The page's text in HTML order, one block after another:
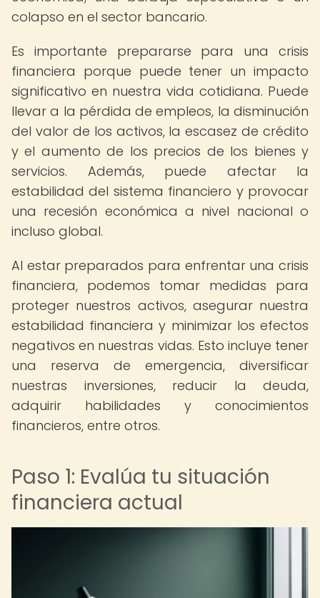
colapso en el sector bancario.
Es importante prepararse para una crisis
financiera porque puede tener un impacto
significativo en nuestra vida cotidiana. Puede
llevar a la pérdida de empleos, la disminución
del valor de los activos, la escasez de crédito
y el aumento de los precios de los bienes y
servicios. Además, puede afectar la
estabilidad del sistema financiero y provocar
una recesión económica a nivel nacional o
incluso global.
Al estar preparados para enfrentar una crisis
financiera, podemos tomar medidas para
proteger nuestros activos, asegurar nuestra
estabilidad financiera y minimizar los efectos
negativos en nuestras vidas. Esto incluye tener
una reserva de emergencia, diversificar
nuestras inversiones, reducir la deuda,
adquirir habilidades y conocimientos
financieros, entre otros.
Paso 1: Evalúa tu situación
financiera actual